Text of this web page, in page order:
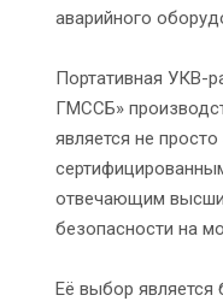
аварийного
Портативная УКВ-
ГМССБ»
является не
отвечающим
безопасности на
Её выбор является